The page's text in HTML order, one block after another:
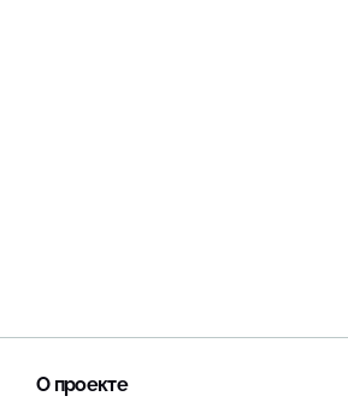
О проекте